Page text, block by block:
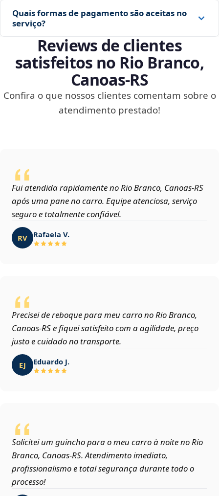
Quais formas de pagamento são aceitas no
serviço?
Reviews de clientes
satisfeitos no Rio Branco,
Canoas‑RS
Confira o que nossos clientes comentam sobre o
atendimento prestado!
Fui atendida rapidamente no Rio Branco, Canoas‑RS
após uma pane no carro. Equipe atenciosa, serviço
seguro e totalmente confiável.
RV Rafaela V.
Precisei de reboque para meu carro no Rio Branco,
Canoas‑RS e fiquei satisfeito com a agilidade, preço
justo e cuidado no transporte.
EJ Eduardo J.
Solicitei um guincho para o meu carro à noite no Rio
Branco, Canoas‑RS. Atendimento imediato,
profissionalismo e total segurança durante todo o
processo!